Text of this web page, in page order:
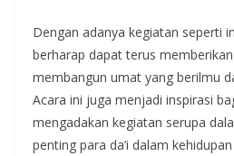
Dengan adanya kegiatan seperti
berharap dapat terus
membangun umat yang berilmu
Acara ini juga menjadi inspirasi
mengadakan kegiatan serupa
penting para da’i dalam